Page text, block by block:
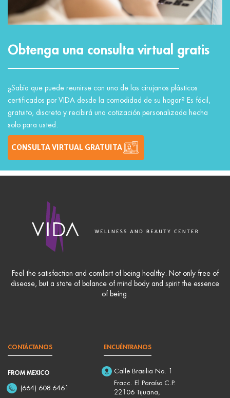
Obtenga una consulta virtual gratis
¿Sabía que puede reunirse con uno de los cirujanos plásticos
certificados por VIDA desde la comodidad de su hogar? Es fácil,
gratuito, discreto y recibirá una cotización personalizada hecha
solo para usted.
CONSULTA VIRTUAL GRATUITA
Feel the satisfaction and comfort of being healthy. Not only free of
disease, but a state of balance of mind body and spirit the essence
of being.
CONTÁCTANOS
FROM MEXICO
(664) 608-6461
ENCUÉNTRANOS
Calle Brasilia No. 1
Fracc. El Paraíso C.P.
22106 Tijuana,